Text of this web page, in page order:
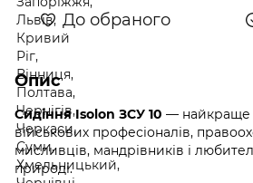
До обраного
Опис
Сидіння Isolon ЗСУ 10 — найкраще
військових професіоналів,
мисливців, мандрівників і
природі.